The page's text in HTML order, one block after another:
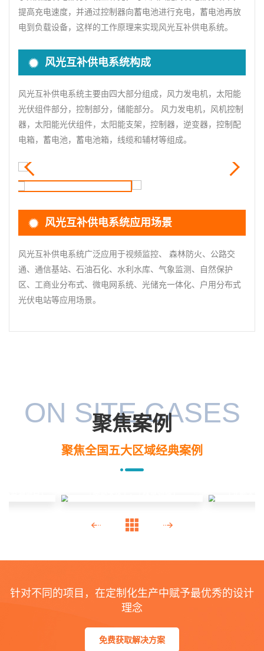
提高充电速度，并通过控制器向蓄电池进行充电，蓄电池再放
电到负载设备，这样的工作原理来实现风光互补供电系统。
风光互补供电系统构成
风光互补供电系统主要由四大部分组成，风力发电机，太阳能
光伏组件部分，控制部分，储能部分。 风力发电机，风机控制
器，太阳能光伏组件，太阳能支架，控制器，逆变器，控制配
电箱，蓄电池，蓄电池箱，线缆和辅材等组成。
风光互补供电系统应用场景
风光互补供电系统广泛应用于视频监控、 森林防火、公路交
通、通信基站、石油石化、水利水库、气象监测、自然保护
区、工商业分布式、微电网系统、光储充一体化、户用分布式
光伏电站等应用场景。
ON SITE CASES
聚焦案例
聚焦全国五大区域经典案例
针对不同的项目，在定制化生产中赋予最优秀的设计
理念
免费获取解决方案